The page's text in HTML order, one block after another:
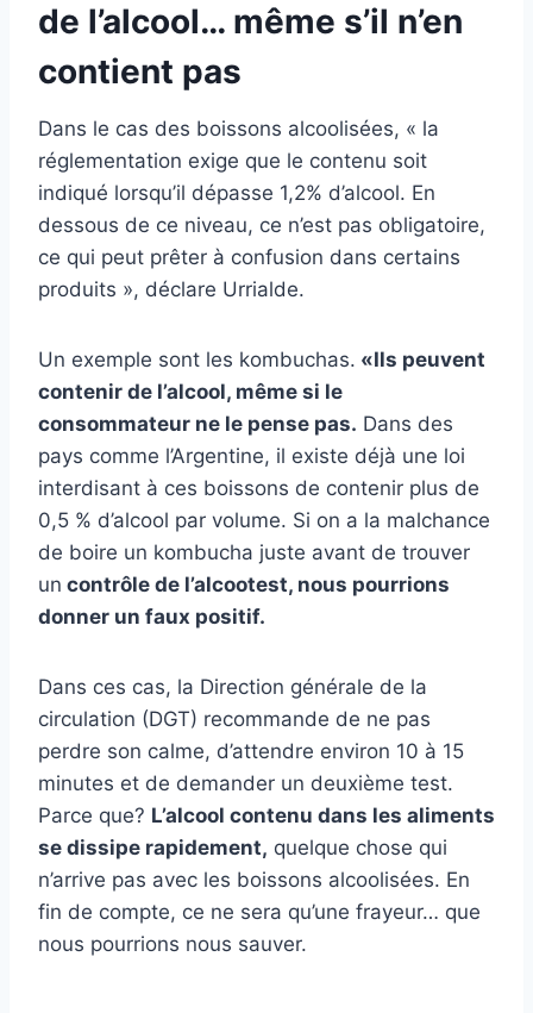
de l’alcool… même s’il n’en
contient pas
Dans le cas des boissons alcoolisées, « la
réglementation exige que le contenu soit
indiqué lorsqu’il dépasse 1,2% d’alcool. En
dessous de ce niveau, ce n’est pas obligatoire,
ce qui peut prêter à confusion dans certains
produits », déclare Urrialde.
Un exemple sont les kombuchas. «Ils peuvent
contenir de l’alcool, même si le
consommateur ne le pense pas. Dans des
pays comme l’Argentine, il existe déjà une loi
interdisant à ces boissons de contenir plus de
0,5 % d’alcool par volume. Si on a la malchance
de boire un kombucha juste avant de trouver
un contrôle de l’alcootest, nous pourrions
donner un faux positif.
Dans ces cas, la Direction générale de la
circulation (DGT) recommande de ne pas
perdre son calme, d’attendre environ 10 à 15
minutes et de demander un deuxième test.
Parce que? L’alcool contenu dans les aliments
se dissipe rapidement, quelque chose qui
n’arrive pas avec les boissons alcoolisées. En
fin de compte, ce ne sera qu’une frayeur… que
nous pourrions nous sauver.